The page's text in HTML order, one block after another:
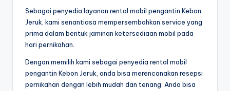
Sebagai penyedia layanan rental mobil pengantin Kebon
Jeruk, kami senantiasa mempersembahkan service yang
prima dalam bentuk jaminan ketersediaan mobil pada
hari pernikahan.
Dengan memilih kami sebagai penyedia rental mobil
pengantin Kebon Jeruk, anda bisa merencanakan resepsi
pernikahan dengan lebih mudah dan tenang. Anda bisa